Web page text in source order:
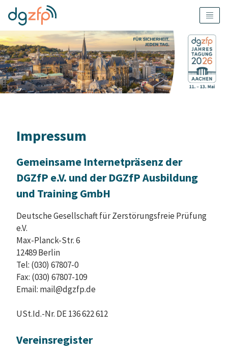
Impressum
Gemeinsame Internetpräsenz der
DGZfP e.V. und der DGZfP Ausbildung
und Training GmbH
Deutsche Gesellschaft für Zerstörungsfreie Prüfung
e.V.
Max-Planck-Str. 6
12489 Berlin
Tel: (030) 67807-0
Fax: (030) 67807-109
Email: mail@dgzfp.de
USt.Id.-Nr. DE 136 622 612
Vereinsregister